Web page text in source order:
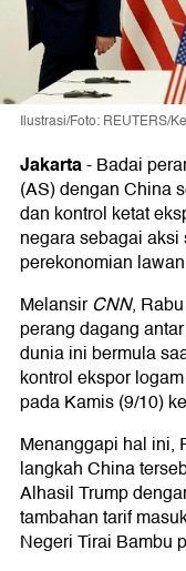
Ilustrasi/Foto: REUTERS/
Jakarta-Badai
(AS) dengan China
dan kontrol ketat
negara sebagai
perekonomian
MelansirCNN,
perang dagang
dunia ini bermula
kontrol ekspor
pada Kamis (9/10)
Menanggapi hal ini,
langkah China
Alhasil Trump
tambahan tarif
Negeri Tirai Bambu